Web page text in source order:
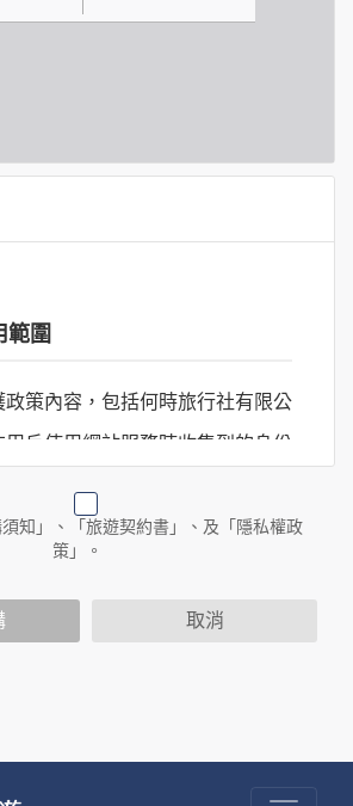
範圍
政策內容，包括何時旅行社有限公
用戶使用網站服務時收集到的身份
網站群，與非何時旅行社有限公
訊，這些廣告廠商或連結網站有其
知」、「旅遊契約書」、及「隱私權政
策」。
取消